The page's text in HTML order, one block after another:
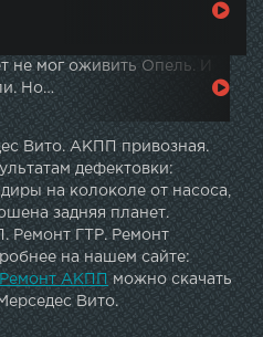
не мог оживить Опель. И
Но…
Вито. АКПП привозная.
дефектовки:
на колоколе от насоса,
задняя планет.
Ремонт ГТР. Ремонт
на нашем сайте:
Ремонт АКПП можно скачать
Вито.